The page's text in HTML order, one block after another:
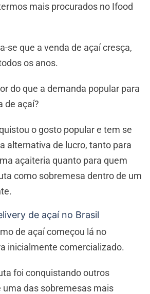
mais procurados no Ifood
se que a venda de açaí cresça,
os anos.
do que a demanda popular para
de açaí?
o gosto popular e tem se
alternativa de lucro, tanto para
açaiteria quanto para quem
como sobremesa dentro de um
de açaí no Brasil
de açaí começou lá no
inicialmente comercializado.
foi conquistando outros
uma das sobremesas mais